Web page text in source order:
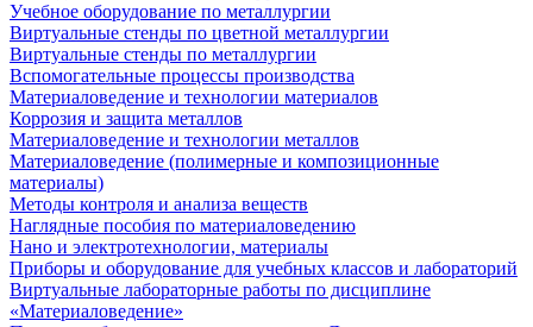
Учебное оборудование по металлургии
Виртуальные стенды по цветной металлургии
Виртуальные стенды по металлургии
Вспомогательные процессы производства
Материаловедение и технологии материалов
Коррозия и защита металлов
Материаловедение и технологии металлов
Материаловедение (полимерные и композиционные
материалы)
Методы контроля и анализа веществ
Наглядные пособия по материаловедению
Нано и электротехнологии, материалы
Приборы и оборудование для учебных классов и лабораторий
Виртуальные лабораторные работы по дисциплине
«Материаловедение»